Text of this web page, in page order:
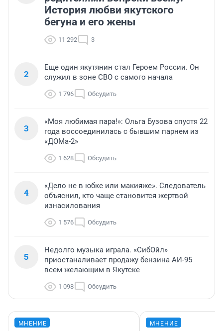
История любви якутского
бегуна и его жены
11 292 3
2
Еще один якутянин стал Героем России. Он
служил в зоне СВО с самого начала
1 796 Обсудить
3
«Моя любимая пара!»: Ольга Бузова спустя 22
года воссоединилась с бывшим парнем из
«ДОМа-2»
1 628 Обсудить
4
«Дело не в юбке или макияже». Следователь
объяснил, кто чаще становится жертвой
изнасилования
1 576 Обсудить
5
Недолго музыка играла. «СибОйл»
приостаналивает продажу бензина АИ-95
всем желающим в Якутске
1 098 Обсудить
МНЕНИЕ МНЕНИЕ